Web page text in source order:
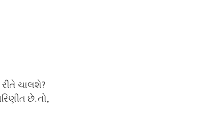
ચાલશે?
છે. તો,